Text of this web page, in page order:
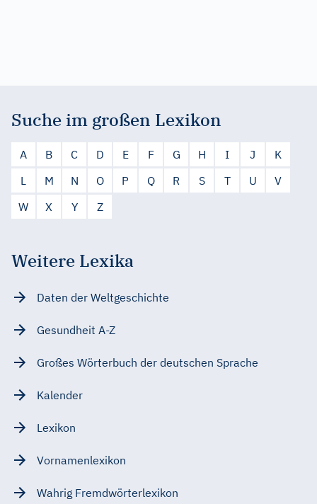
Suche im großen Lexikon
A B C D E F G H I J
K
L
M N O P Q R S T U
V
W
X Y Z
Weitere Lexika
Daten der Weltgeschichte
Gesundheit A-Z
Großes Wörterbuch der deutschen Sprache
Kalender
Lexikon
Vornamenlexikon
Wahrig Fremdwörterlexikon